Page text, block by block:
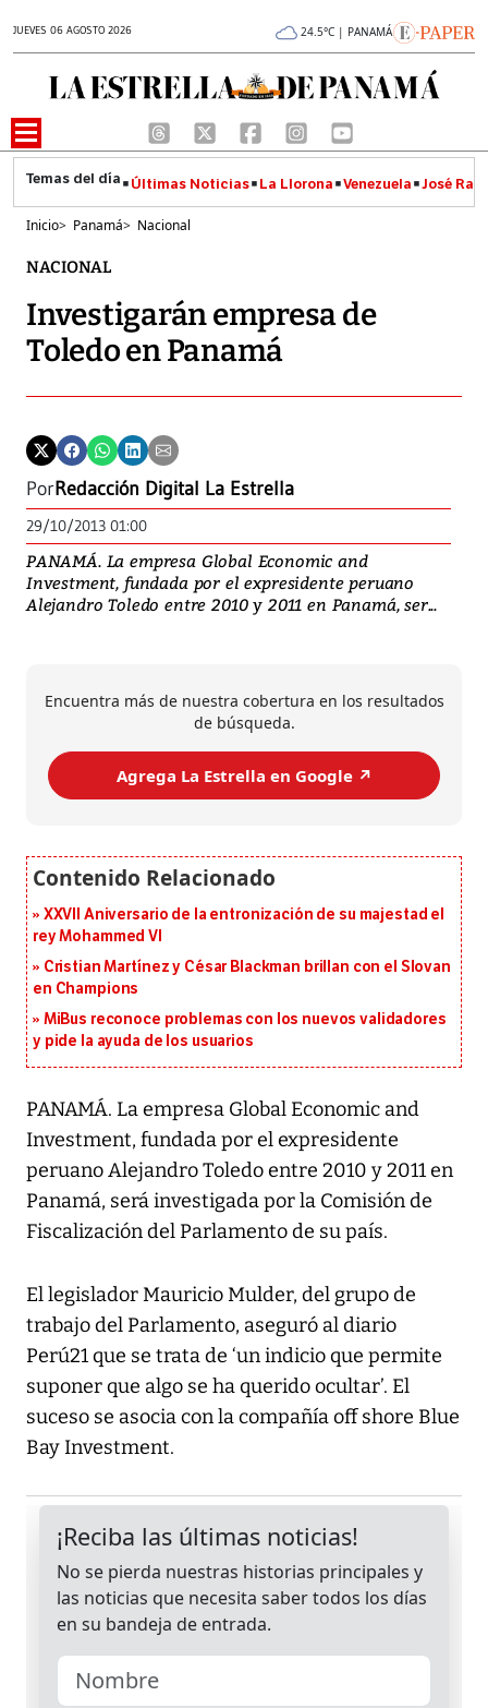
JUEVES 06 AGOSTO 2026 24.5°C | PANAMÁ
Últimas Noticias La Llorona Venezuela José
Inicio> Panamá> Nacional
NACIONAL
Investigarán empresa de
Toledo en Panamá
PorRedacción Digital La Estrella
29/10/2013 01:00
PANAMÁ. La empresa Global Economic and
Investment, fundada por el expresidente peruano
Alejandro Toledo entre 2010 y 2011 en Panamá, ser...
Encuentra más de nuestra cobertura en los resultados
de búsqueda.
Agrega La Estrella en Google ↗️
XXVII Aniversario de la entronización de su majestad el
rey Mohammed VI
Cristian Martínez y César Blackman brillan con el Slovan
en Champions
MiBus reconoce problemas con los nuevos validadores
y pide la ayuda de los usuarios
PANAMÁ. La empresa Global Economic and
Investment, fundada por el expresidente
peruano Alejandro Toledo entre 2010 y 2011 en
Panamá, será investigada por la Comisión de
Fiscalización del Parlamento de su país.
El legislador Mauricio Mulder, del grupo de
trabajo del Parlamento, aseguró al diario
Perú21 que se trata de ‘un indicio que permite
suponer que algo se ha querido ocultar’. El
suceso se asocia con la compañía off shore Blue
Bay Investment.